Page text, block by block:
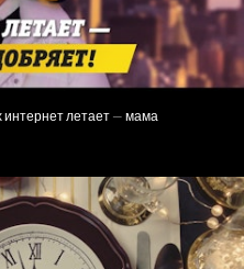
интернет летает — мама